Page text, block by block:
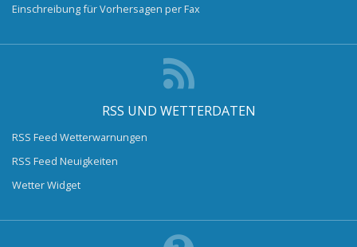
Einschreibung für Vorhersagen per Fax
RSS UND WETTERDATEN
RSS Feed Wetterwarnungen
RSS Feed Neuigkeiten
Wetter Widget